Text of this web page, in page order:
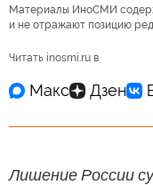
Материалы ИноСМИ
и не отражают позицию
Читать inosmi.ru в
Лишение России